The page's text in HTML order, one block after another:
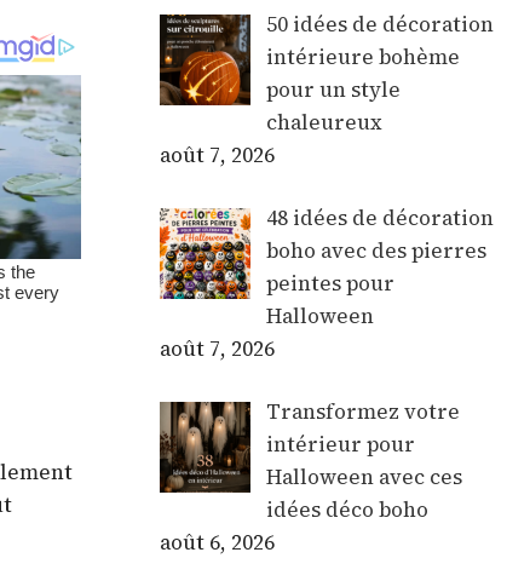
50 idées de décoration
intérieure bohème
pour un style
chaleureux
août 7, 2026
48 idées de décoration
boho avec des pierres
peintes pour
Halloween
août 7, 2026
Transformez votre
intérieur pour
Halloween avec ces
idées déco boho
août 6, 2026